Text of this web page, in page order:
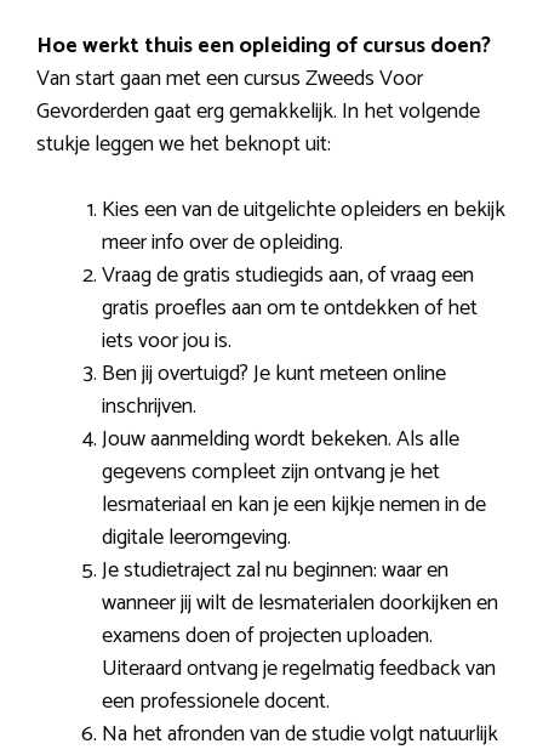
Hoe werkt thuis een opleiding of cursus doen?
Van start gaan met een cursus Zweeds Voor
Gevorderden gaat erg gemakkelijk. In het volgende
stukje leggen we het beknopt uit:
Kies een van de uitgelichte opleiders en bekijk
meer info over de opleiding.
Vraag de gratis studiegids aan, of vraag een
gratis proefles aan om te ontdekken of het
iets voor jou is.
Ben jij overtuigd? Je kunt meteen online
inschrijven.
Jouw aanmelding wordt bekeken. Als alle
gegevens compleet zijn ontvang je het
lesmateriaal en kan je een kijkje nemen in de
digitale leeromgeving.
Je studietraject zal nu beginnen: waar en
wanneer jij wilt de lesmaterialen doorkijken en
examens doen of projecten uploaden.
Uiteraard ontvang je regelmatig feedback van
een professionele docent.
Na het afronden van de studie volgt natuurlijk